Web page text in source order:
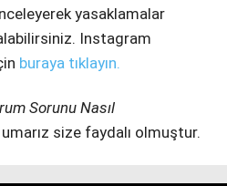
yasaklamalar
Instagram
buraya tıklayın.
Sorunu Nasıl
size faydalı olmuştur.